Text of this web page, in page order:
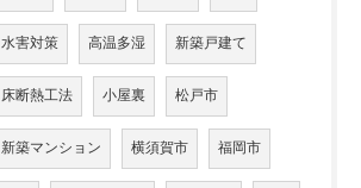
水害対策 高温多湿 新築戸建て
床断熱工法 小屋裏 松戸市
新築マンション 横須賀市 福岡市